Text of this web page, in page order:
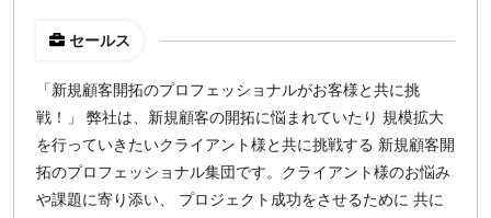
セールス
「新規顧客開拓のプロフェッショナルがお客様と共に挑
戦！」 弊社は、新規顧客の開拓に悩まれていたり 規模拡大
を行っていきたいクライアント様と共に挑戦する 新規顧客開
拓のプロフェッショナル集団です。 ​ クライアント様のお悩み
や課題に寄り添い、 プロジェクト成功をさせるために 共に